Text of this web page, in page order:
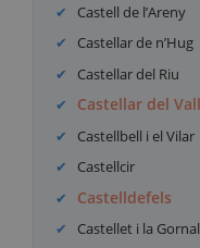
Castell de l’Areny
Castellar de n’Hug
Castellar del Riu
Castellar del
Castellbell i el Vilar
Castellcir
Castelldefels
Castellet i la Gornal